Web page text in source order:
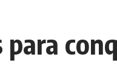
para